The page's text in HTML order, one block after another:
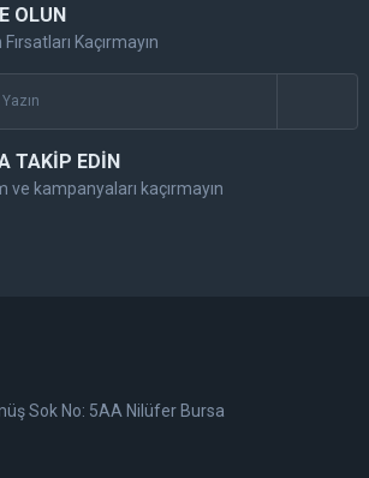
OLUN
Kaçırmayın
TAKİP EDİN
ve kampanyaları kaçırmayın
Sok No: 5AA Nilüfer Bursa